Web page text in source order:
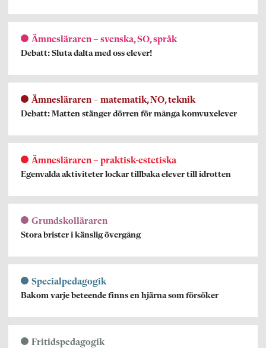
Ämnesläraren – svenska, SO, språk
Debatt: Sluta dalta med oss elever!
Ämnesläraren – matematik, NO, teknik
Debatt: Matten stänger dörren för många komvuxelever
Ämnesläraren – praktisk-estetiska
Egenvalda aktiviteter lockar tillbaka elever till idrotten
Grundskolläraren
Stora brister i känslig övergång
Specialpedagogik
Bakom varje beteende finns en hjärna som försöker
Fritidspedagogik